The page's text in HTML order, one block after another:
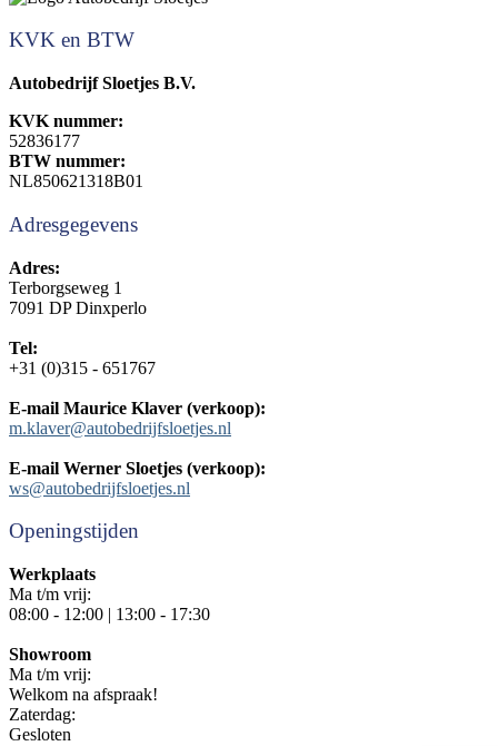
KVK en BTW
Autobedrijf Sloetjes B.V.
KVK nummer:
52836177
BTW nummer:
NL850621318B01
Adresgegevens
Adres:
Terborgseweg 1
7091 DP Dinxperlo
Tel:
+31 (0)315 - 651767
E-mail Maurice Klaver (verkoop):
m.klaver@autobedrijfsloetjes.nl
E-mail Werner Sloetjes (verkoop):
ws@autobedrijfsloetjes.nl
Openingstijden
Werkplaats
Ma t/m vrij:
08:00 - 12:00 | 13:00 - 17:30
Showroom
Ma t/m vrij:
Welkom na afspraak!
Zaterdag:
Gesloten